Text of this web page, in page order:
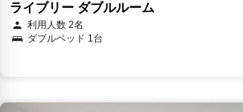
ライブリー ダブルルーム
利用人数 2名
ダブルベッド 1台